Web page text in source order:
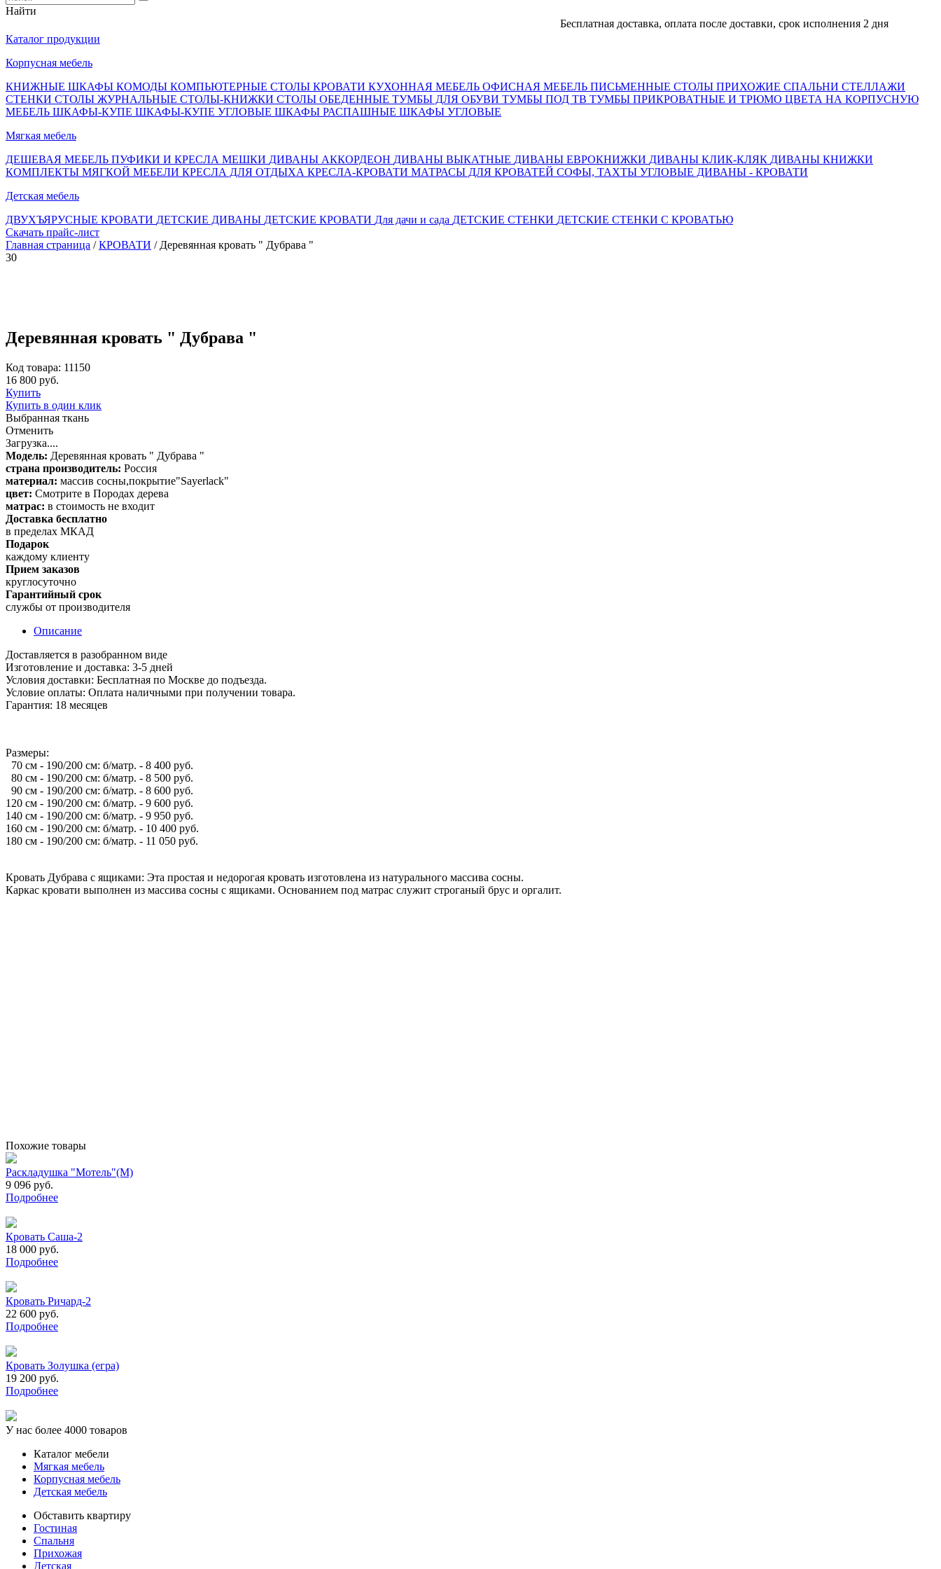
Найти
Бесплатная доставка, оплата после доставки, срок исполнения 2 дня
Каталог продукции
Корпусная мебель
КНИЖНЫЕ ШКАФЫ КОМОДЫ КОМПЬЮТЕРНЫЕ СТОЛЫ КРОВАТИ КУХОННАЯ МЕБЕЛЬ ОФИСНАЯ МЕБЕЛЬ ПИСЬМЕННЫЕ СТОЛЫ ПРИХОЖИЕ СПАЛЬНИ СТЕЛЛАЖИ
СТЕНКИ СТОЛЫ ЖУРНАЛЬНЫЕ СТОЛЫ-КНИЖКИ СТОЛЫ ОБЕДЕННЫЕ ТУМБЫ ДЛЯ ОБУВИ ТУМБЫ ПОД ТВ ТУМБЫ ПРИКРОВАТНЫЕ И ТРЮМО ЦВЕТА НА КОРПУСНУЮ
МЕБЕЛЬ ШКАФЫ-КУПЕ ШКАФЫ-КУПЕ УГЛОВЫЕ ШКАФЫ РАСПАШНЫЕ ШКАФЫ УГЛОВЫЕ
Мягкая мебель
ДЕШЕВАЯ МЕБЕЛЬ ПУФИКИ И КРЕСЛА МЕШКИ ДИВАНЫ АККОРДЕОН ДИВАНЫ ВЫКАТНЫЕ ДИВАНЫ ЕВРОКНИЖКИ ДИВАНЫ КЛИК-КЛЯК ДИВАНЫ КНИЖКИ
КОМПЛЕКТЫ МЯГКОЙ МЕБЕЛИ КРЕСЛА ДЛЯ ОТДЫХА КРЕСЛА-КРОВАТИ МАТРАСЫ ДЛЯ КРОВАТЕЙ СОФЫ, ТАХТЫ УГЛОВЫЕ ДИВАНЫ - КРОВАТИ
Детская мебель
ДВУХЪЯРУСНЫЕ КРОВАТИ ДЕТСКИЕ ДИВАНЫ ДЕТСКИЕ КРОВАТИ Для дачи и сада ДЕТСКИЕ СТЕНКИ ДЕТСКИЕ СТЕНКИ С КРОВАТЬЮ
Скачать прайс-лист
Главная страница /КРОВАТИ / Деревянная кровать " Дубрава "
30
Деревянная кровать " Дубрава "
Код товара: 11150
16 800 руб.
Купить
Купить в один клик
Выбранная ткань
Отменить
Загрузка....
Модель: Деревянная кровать " Дубрава "
страна производитель: Россия
материал: массив сосны,покрытие"Sayerlack"
цвет: Смотрите в Породах дерева
матрас: в стоимость не входит
Доставка бесплатно
в пределах МКАД
Подарок
каждому клиенту
Прием заказов
круглосуточно
Гарантийный срок
службы от производителя
Описание
Доставляется в разобранном виде
Изготовление и доставка: 3-5 дней
Условия доставки: Бесплатная по Москве до подъезда.
Условие оплаты: Оплата наличными при получении товара.
Гарантия: 18 месяцев
Размеры:
70 см - 190/200 см: б/матр. - 8 400 руб.
80 см - 190/200 см: б/матр. - 8 500 руб.
90 см - 190/200 см: б/матр. - 8 600 руб.
120 см - 190/200 см: б/матр. - 9 600 руб.
140 см - 190/200 см: б/матр. - 9 950 руб.
160 см - 190/200 см: б/матр. - 10 400 руб.
180 см - 190/200 см: б/матр. - 11 050 руб.
Кровать Дубрава с ящиками: Эта простая и недорогая кровать изготовлена из натурального массива сосны.
Каркас кровати выполнен из массива сосны с ящиками. Основанием под матрас служит строганый брус и оргалит.
Похожие товары
Раскладушка "Мотель"(М)
9 096 руб.
Подробнее
Кровать Саша-2
18 000 руб.
Подробнее
Кровать Ричард-2
22 600 руб.
Подробнее
Кровать Золушка (егра)
19 200 руб.
Подробнее
У нас более 4000 товаров
Каталог мебели
Мягкая мебель
Корпусная мебель
Детская мебель
Обставить квартиру
Гостиная
Спальня
Прихожая
Детская